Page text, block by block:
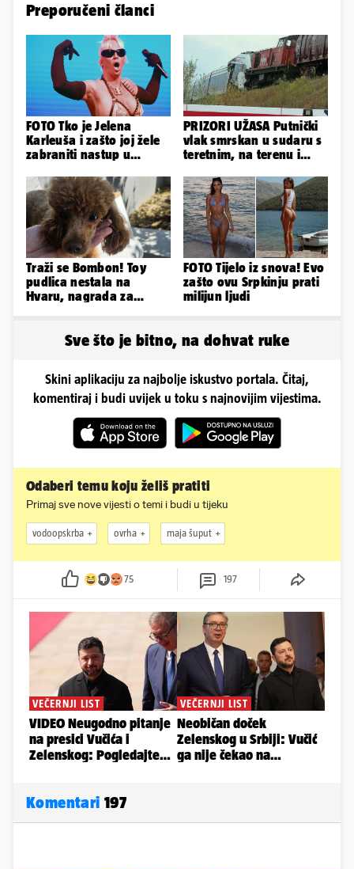
Preporučeni članci
FOTO Tko je Jelena
Karleuša i zašto joj žele
zabraniti nastup u
govorila...
PRIZORI UŽASA Putnički
vlak smrskan u sudaru s
teretnim, na terenu i
Traži se Bombon! Toy
pudlica nestala na
Hvaru, nagrada za
FOTO Tijelo iz snova! Evo
zašto ovu Srpkinju prati
milijun ljudi
Sve što je bitno, na dohvat ruke
Skini aplikaciju za najbolje iskustvo portala. Čitaj,
komentiraj i budi uvijek u toku s najnovijim vijestima.
Odaberi temu koju želiš pratiti
Primaj sve nove vijesti o temi i budi u tijeku
vodoopskrba ovrha maja šuput
75 197
Komentari 197